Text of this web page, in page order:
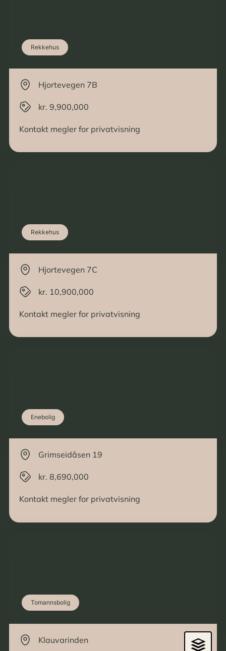
Rekkehus
Hjortevegen 7B
kr. 9,900,000
Kontakt megler for privatvisning
Rekkehus
Hjortevegen 7C
kr. 10,900,000
Kontakt megler for privatvisning
Enebolig
Grimseidåsen 19
kr. 8,690,000
Kontakt megler for privatvisning
Tomannsbolig
Klauvarinden